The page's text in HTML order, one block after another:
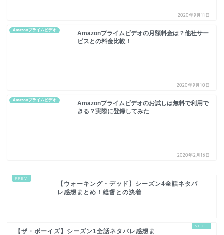
2020年9月11日
Amazonプライムビデオ
Amazonプライムビデオの月額料金は？他社サー
ビスとの料金比較！
2020年9月10日
Amazonプライムビデオ
Amazonプライムビデオのお試しは無料で利用で
きる？実際に登録してみた
2020年2月16日
【ウォーキング・デッド】シーズン4全話ネタバ
レ感想まとめ！総督との決着
【ザ・ボーイズ】シーズン1全話ネタバレ感想ま